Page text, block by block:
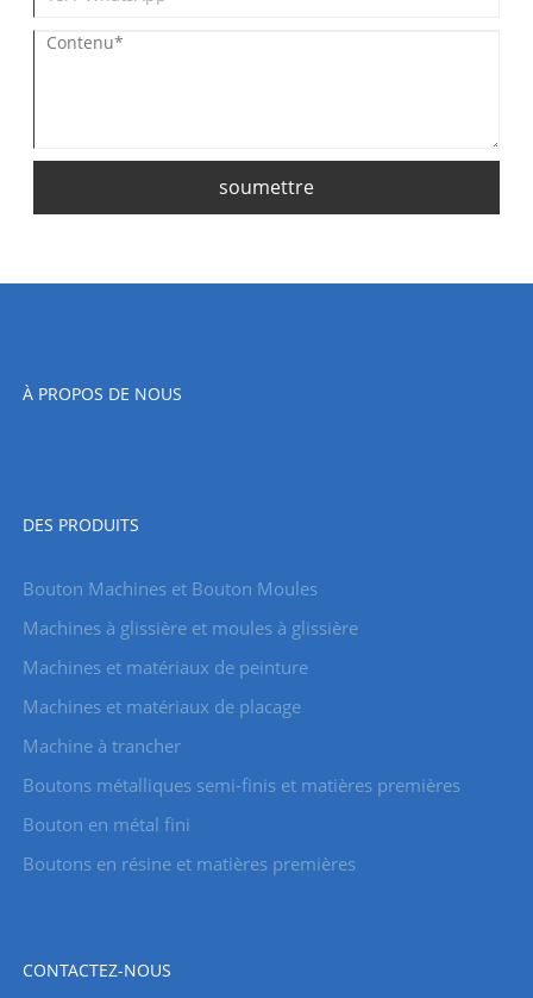
soumettre
À PROPOS DE NOUS
DES PRODUITS
Bouton Machines et Bouton Moules
Machines à glissière et moules à glissière
Machines et matériaux de peinture
Machines et matériaux de placage
Machine à trancher
Boutons métalliques semi-finis et matières premières
Bouton en métal fini
Boutons en résine et matières premières
CONTACTEZ-NOUS